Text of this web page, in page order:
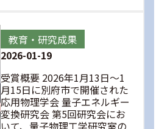
教育・研究成果
2026-01-19
受賞概要 2026年1月13日～1
月15日に別府市で開催された
応用物理学会 量子エネルギー
変換研究会 第5回研究会にお